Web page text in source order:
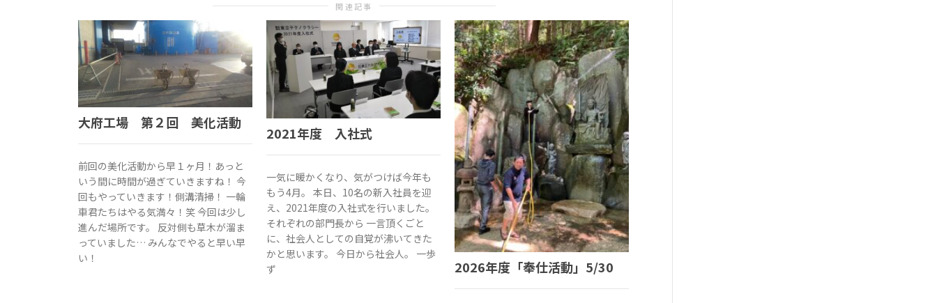
関連記事
大府工場 第２回 美化活動
前回の美化活動から早１ヶ月！あっと
いう間に時間が過ぎていきますね！ 今
回もやっていきます！側溝清掃！ 一輪
車君たちはやる気満々！笑 今回は少し
進んだ場所です。 反対側も草木が溜ま
っていました… みんなでやると早い早
い！
2021年度 入社式
一気に暖かくなり、気がつけば今年も
もう4月。 本日、10名の新入社員を迎
え、2021年度の入社式を行いました。
それぞれの部門長から 一言頂くごと
に、社会人としての自覚が沸いてきた
かと思います。 今日から社会人。 一歩
ず
2026年度「奉仕活動」5/30